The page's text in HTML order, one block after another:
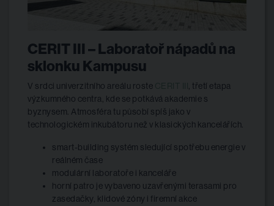
CERIT III – Laboratoř nápadů na
sklonku Kampusu
V srdci univerzitního areálu roste
, třetí etapa
výzkumného centra, kde se potkává akademie s
byznysem. Atmosféra tu působí spíš jako v
technologickém inkubátoru než v klasických kancelářích.
smart-building systém sledující spotřebu energie v
reálném čase
modulární laboratoře i kanceláře
horní patro je vybaveno uzavřenými terasami pro
zasedačky, klidové zóny i firemní akce